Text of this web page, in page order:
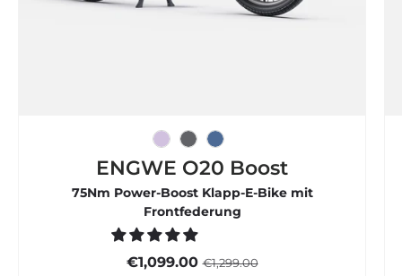
ENGWE O20 Boost
75Nm Power-Boost Klapp-E-Bike mit
Frontfederung
€1,099.00€1,299.00